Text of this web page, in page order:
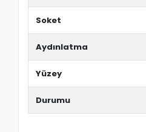
Soket
Aydınlatma
Yüzey
Durumu